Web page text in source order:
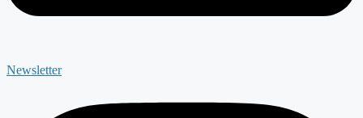
Newsletter